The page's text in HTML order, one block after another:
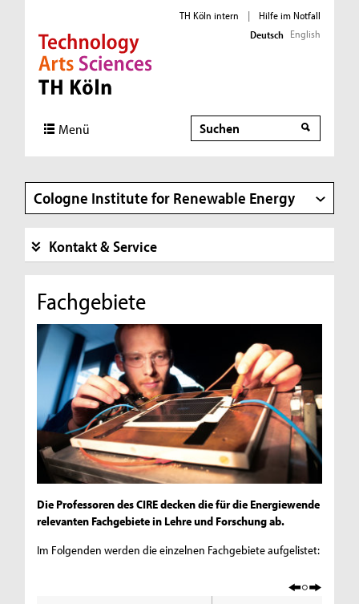
Direkt zur Hauptnavigation
Direkt zur Subnavigation
Direkt zum Inhalt
Direkt zum Fußbereich
TH Köln intern |
Hilfe im Notfall
Deutsch English
Menü Suche
Suche
Cologne Institute for Renewable Energy
Kontakt & Service
Fachgebiete
Die Professoren des CIRE decken die für die Energiewende
relevanten Fachgebiete in Lehre und Forschung ab.
Im Folgenden werden die einzelnen Fachgebiete aufgelistet: